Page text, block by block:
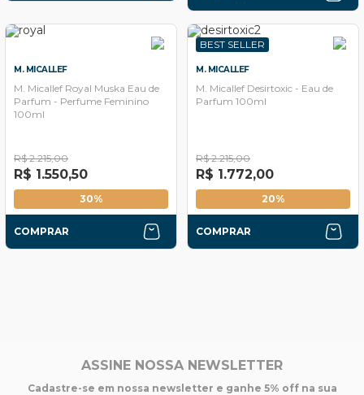
M. MICALLEF
M. Micallef Royal Muska Eau de
Parfum - Perfume Feminino
100ml
R$ 2.215,00
R$ 1.550,50
30%
COMPRAR
BEST SELLER
M. MICALLEF
M. Micallef Desirtoxic - Eau de
Parfum 100ml
R$ 2.215,00
R$ 1.772,00
20%
COMPRAR
ASSINE NOSSA NEWSLETTER
Cadastre-se em nossa newsletter e ganhe 5% off na sua